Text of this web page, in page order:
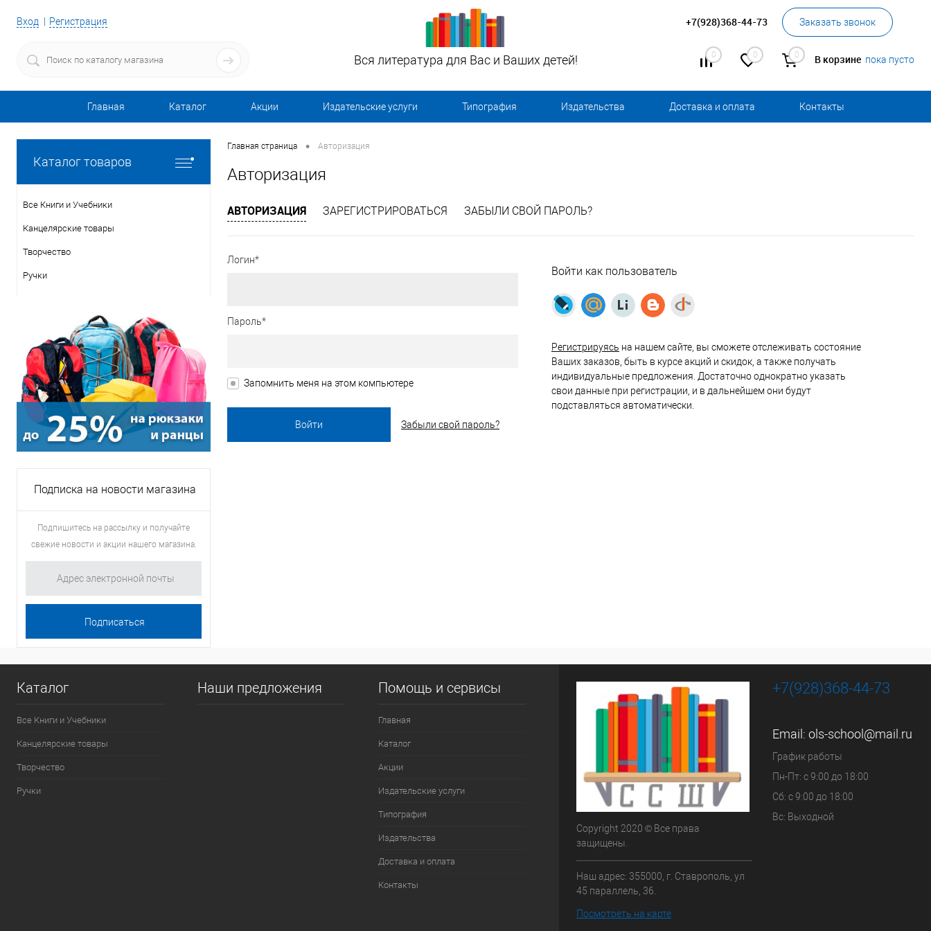
Вход Регистрация +7(928)368-44-73 Заказать звонок
0 0 0 В корзине пока пусто
Вся литература для Вас и Ваших детей!
Главная Каталог Акции Издательские услуги Типография Издательства Доставка и оплата Контакты
Каталог товаров
Все Книги и Учебники
Канцелярские товары
Творчество
Ручки
Подписка на новости магазина
Подпишитесь на рассылку и получайте
свежие новости и акции нашего магазина.
Главная страница • Авторизация
Авторизация
АВТОРИЗАЦИЯ ЗАРЕГИСТРИРОВАТЬСЯ ЗАБЫЛИ СВОЙ ПАРОЛЬ?
Логин*
Пароль*
Запомнить меня на этом компьютере
Забыли свой пароль?
Войти как пользователь
Регистрируясь на нашем сайте, вы сможете отслеживать состояние
Ваших заказов, быть в курсе акций и скидок, а также получать
индивидуальные предложения. Достаточно однократно указать
свои данные при регистрации, и в дальнейшем они будут
подставляться автоматически.
Каталог
Все Книги и Учебники
Канцелярские товары
Творчество
Ручки
Наши предложения Помощь и сервисы
Главная
Каталог
Акции
Издательские услуги
Типография
Издательства
Доставка и оплата
Контакты
Copyright 2020 © Все права
защищены.
Наш адрес: 355000, г. Ставрополь, ул
45 параллель, 36.
Посмотреть на карте
+7(928)368-44-73
Email: ols-school@mail.ru
График работы
Пн-Пт: с 9:00 до 18:00
Сб: с 9:00 до 18:00
Вс: Выходной